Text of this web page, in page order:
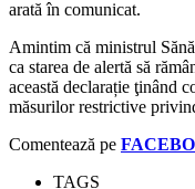
arată în comunicat.
Amintim că ministrul
ca starea de alertă să
această declarație ţinând
măsurilor restrictive
Comentează pe
TAGS